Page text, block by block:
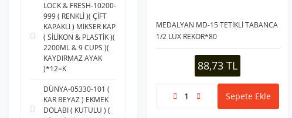
LOCK & FRESH-10200-
999 ( RENKLİ )( ÇİFT
KAPAKLI ) MİKSER KAP
( SİLİKON & PLASTİK )(
2200ML & 9 CUPS )(
KAYDIRMAZ AYAK
)*12=K
DÜNYA-05330-101 (
KAR BEYAZ ) EKMEK
DOLABI ( KUTULU ) (
MEDALYAN MD-15 TETİKLİ TABANCA
1/2 LÜX REKOR*80
88,73 TL
Sepete Ekle